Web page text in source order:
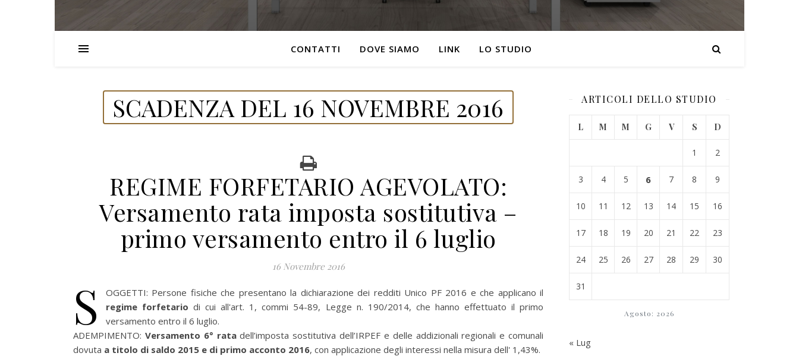
CONTATTI DOVE SIAMO LINK LO STUDIO
SCADENZA DEL 16 NOVEMBRE 2016
REGIME FORFETARIO AGEVOLATO:
Versamento rata imposta sostitutiva –
primo versamento entro il 6 luglio
16 Novembre 2016
S
OGGETTI: Persone fisiche che presentano la dichiarazione dei redditi Unico PF 2016 e che applicano il
regime forfetario di cui all'art. 1, commi 54-89, Legge n. 190/2014, che hanno effettuato il primo
versamento entro il 6 luglio.
ADEMPIMENTO: Versamento 6° ratadell’imposta sostitutiva dell’IRPEF e delle addizionali regionali e comunali
dovuta a titolo di saldo 2015 e di primo acconto 2016, con applicazione degli interessi nella misura dell' 1,43%.
ARTICOLI DELLO STUDIO
Agosto: 2026
L M M G V S D
1 2
3 4 5 6 7 8 9
10 11 12 13 14 15 16
17 18 19 20 21 22 23
24 25 26 27 28 29 30
31
« Lug